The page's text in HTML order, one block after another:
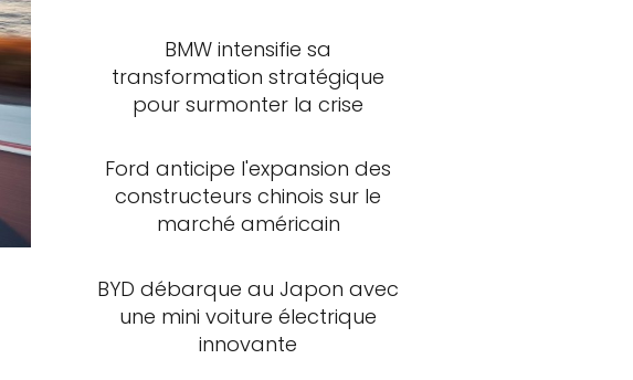
BMW intensifie sa
transformation stratégique
pour surmonter la crise
Ford anticipe l'expansion des
constructeurs chinois sur le
marché américain
BYD débarque au Japon avec
une mini voiture électrique
innovante